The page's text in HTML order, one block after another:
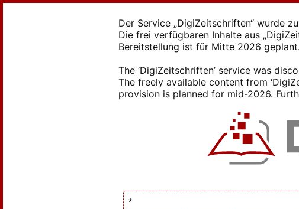
Der Service „DigiZeitschriften“ wurde
Die frei verfügbaren Inhalte aus
Bereitstellung ist für Mitte 2026
The ‘DigiZeitschriften’ service was
The freely available content from
provision is planned for mid-2026.